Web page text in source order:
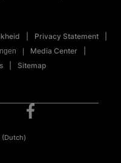
Privacy Statement
Media Center
Sitemap
(Dutch)